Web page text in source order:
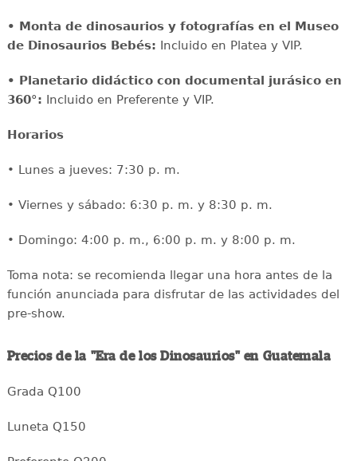
• Monta de dinosaurios y fotografías en el Museo
de Dinosaurios Bebés: Incluido en Platea y VIP.
• Planetario didáctico con documental jurásico en
360°: Incluido en Preferente y VIP.
Horarios
• Lunes a jueves: 7:30 p. m.
• Viernes y sábado: 6:30 p. m. y 8:30 p. m.
• Domingo: 4:00 p. m., 6:00 p. m. y 8:00 p. m.
Toma nota: se recomienda llegar una hora antes de la
función anunciada para disfrutar de las actividades del
pre-show.
Precios de la "Era de los Dinosaurios" en Guatemala
Grada Q100
Luneta Q150